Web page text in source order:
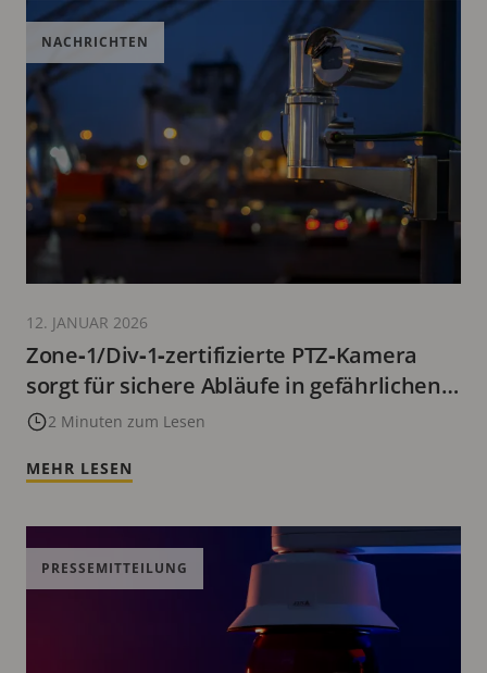
Zone‑1/Div‑1‑zertifizierte PTZ‑Kamera
sorgt für sichere Abläufe in gefährlichen
Umgebungen
2 Minuten zum Lesen
NACHRICHTEN
12. JANUAR 2026
MEHR LESEN
PRESSEMITTEILUNG